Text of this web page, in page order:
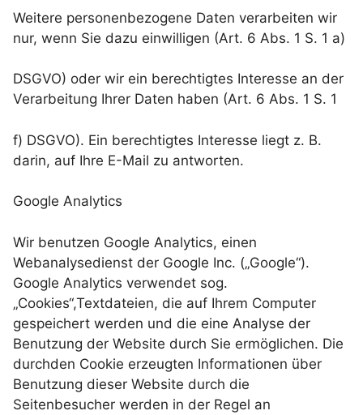
Weitere personenbezogene Daten verarbeiten wir
nur, wenn Sie dazu einwilligen (Art. 6 Abs. 1 S. 1 a)
DSGVO) oder wir ein berechtigtes Interesse an der
Verarbeitung Ihrer Daten haben (Art. 6 Abs. 1 S. 1
f) DSGVO). Ein berechtigtes Interesse liegt z. B.
darin, auf Ihre E-Mail zu antworten.
Google Analytics
Wir benutzen Google Analytics, einen
Webanalysedienst der Google Inc. („Google“).
Google Analytics verwendet sog.
„Cookies“,Textdateien, die auf Ihrem Computer
gespeichert werden und die eine Analyse der
Benutzung der Website durch Sie ermöglichen. Die
durchden Cookie erzeugten Informationen über
Benutzung dieser Website durch die
Seitenbesucher werden in der Regel an